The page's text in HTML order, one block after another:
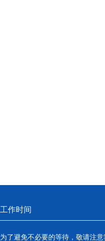
工作时间
为了避免不必要的等待，敬请注